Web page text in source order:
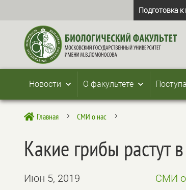
Подготовка
Новости О факультете
 Главная 5 СМИ о нас 5
Какие грибы растут
Июн 5, 2019 СМИ о